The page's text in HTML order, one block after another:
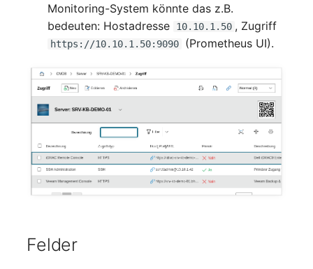
Netzersatzanlage
Notfallplan
Objektgruppe
Organisation
Patchfeld
Personen
Printbox
Monitoring-System könnte das z.B.
bedeuten: Hostadresse
10.10.1.50 , Zugriff
https://10.10.1.50:9090 (Prometheus UI).
Felder